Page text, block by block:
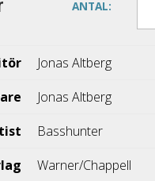
ANTAL:
Jonas Altberg
Jonas Altberg
Basshunter
Warner/Chappell